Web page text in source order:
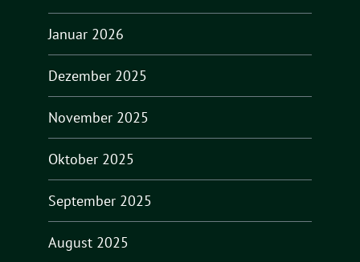
Januar 2026
Dezember 2025
November 2025
Oktober 2025
September 2025
August 2025